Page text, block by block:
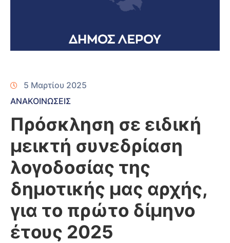
5 Μαρτίου 2025
ΑΝΑΚΟΙΝΩΣΕΙΣ
Πρόσκληση σε ειδική
μεικτή συνεδρίαση
λογοδοσίας της
δημοτικής μας αρχής,
για το πρώτο δίμηνο
έτους 2025